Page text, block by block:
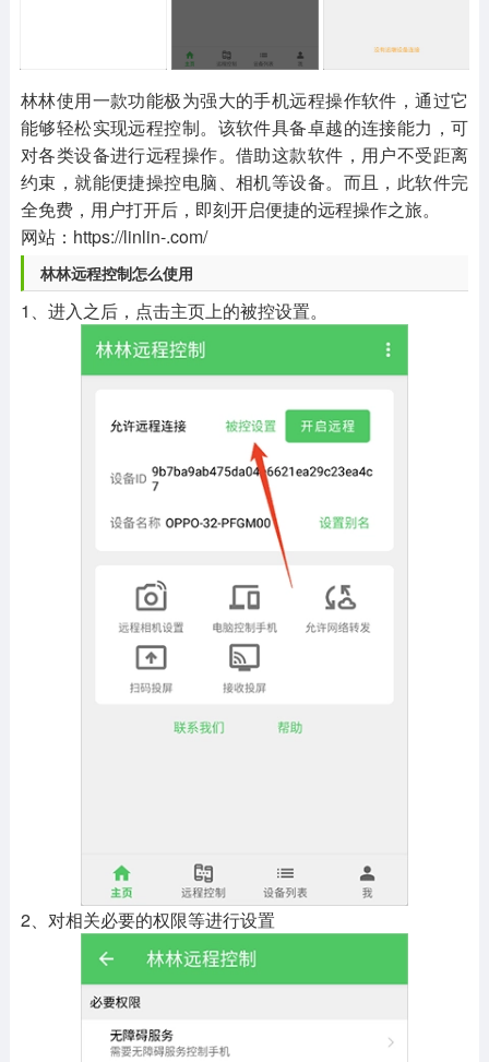
林林使用一款功能极为强大的手机远程操作软件，通过它
能够轻松实现远程控制。该软件具备卓越的连接能力，可
对各类设备进行远程操作。借助这款软件，用户不受距离
约束，就能便捷操控电脑、相机等设备。而且，此软件完
全免费，用户打开后，即刻开启便捷的远程操作之旅。
网站：https://linlin-.com/
林林远程控制怎么使用
1、进入之后，点击主页上的被控设置。
2、对相关必要的权限等进行设置